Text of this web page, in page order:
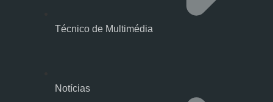
Notícias
Técnico de Multimédia